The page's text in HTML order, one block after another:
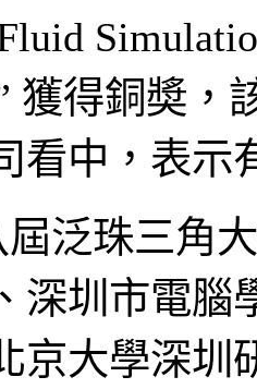
獲得銅奬，
看中，表示
泛珠三角
深圳市電腦
京大學深圳